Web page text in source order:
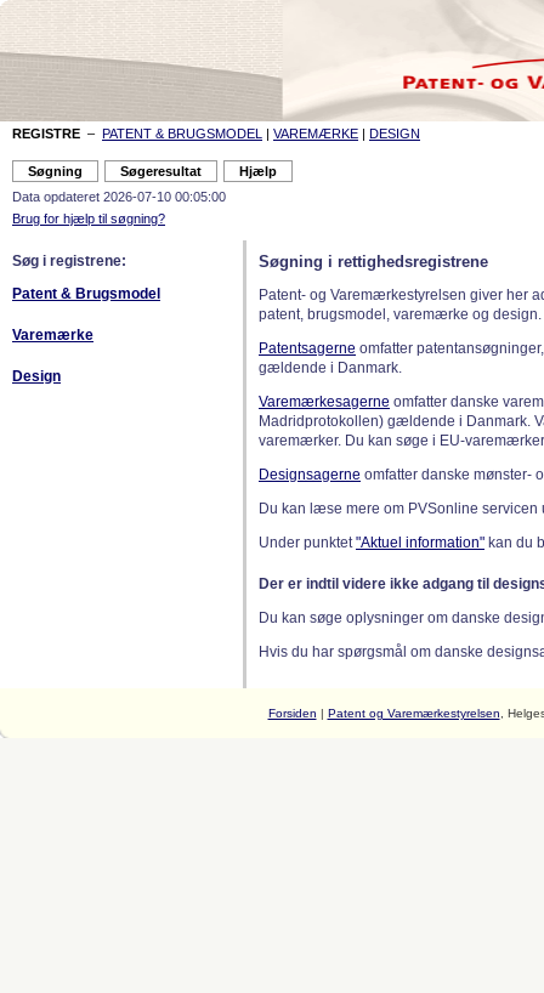
REGISTRE – PATENT & BRUGSMODEL | VAREMÆRKE | DESIGN
Data opdateret 2026-07-10 00:05:00
Brug for hjælp til søgning?
Søg i registrene:
Patent & Brugsmodel
Varemærke
Design
Søgning i rettighedsregistrene
Patent- og Varemærkestyrelsen giver her
patent, brugsmodel, varemærke og design.
Patentsagerne omfatter
gældende i Danmark.
Varemærkesagerne omfatter danske
Madridprotokollen) gældende i Danmark.
varemærker. Du kan søge i EU-
Designsagerne omfatter danske mønster-
Du kan læse mere om PVSonline
Under punktet"Aktuel information" kan du
Der er indtil videre ikke adgang til
Du kan søge oplysninger om danske
Hvis du har spørgsmål om danske
Forsiden | Patent og Varemærkestyrelsen ,